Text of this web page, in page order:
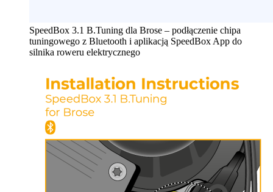
SpeedBox 3.1 B.Tuning dla Brose – podłączenie chipa
tuningowego z Bluetooth i aplikacją SpeedBox App do
silnika roweru elektrycznego